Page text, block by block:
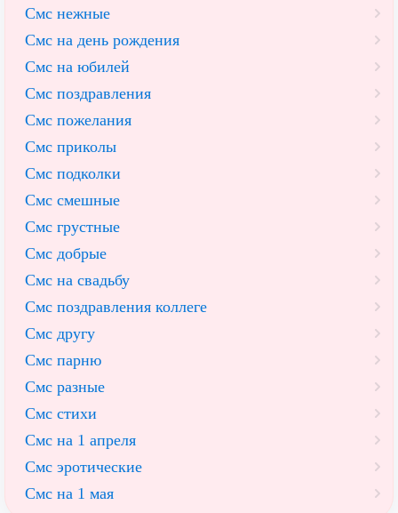
Смс нежные
Смс на день рождения
Смс на юбилей
Смс поздравления
Смс пожелания
Смс приколы
Смс подколки
Смс смешные
Смс грустные
Смс добрые
Смс на свадьбу
Смс поздравления коллеге
Смс другу
Смс парню
Смс разные
Смс стихи
Смс на 1 апреля
Смс эротические
Смс на 1 мая